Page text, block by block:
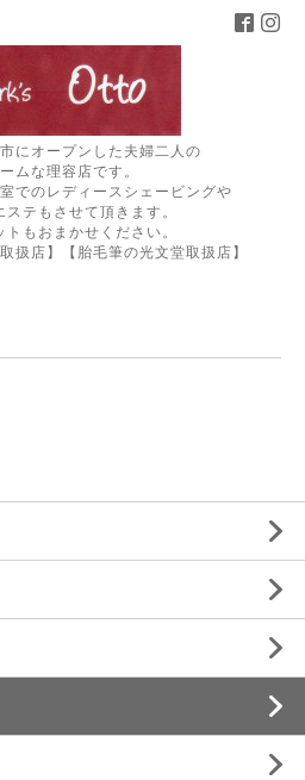
にオープンした夫婦二人の
ムな理容店です。
でのレディースシェービングや
テもさせて頂きます。
もおまかせください。
扱店】【胎毛筆の光文堂取扱店】